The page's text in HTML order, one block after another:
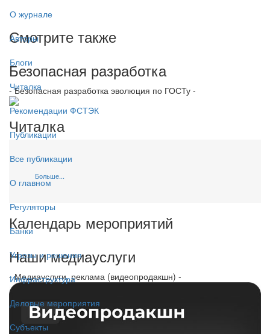
О журнале
Авторы
Блоги
Читалка
Рекомендации ФСТЭК
Публикации
Все публикации
О главном
Регуляторы
Банки
Угрозы и решения
Инфраструктура
Деловые мероприятия
Субъекты
Смотрите также
Безопасная разработка
- Безопасная разработка эволюция по ГОСТу -
Читалка
Больше...
Календарь мероприятий
Наши медиауслуги
- Медиауслуги, реклама (видеопродакшн) -